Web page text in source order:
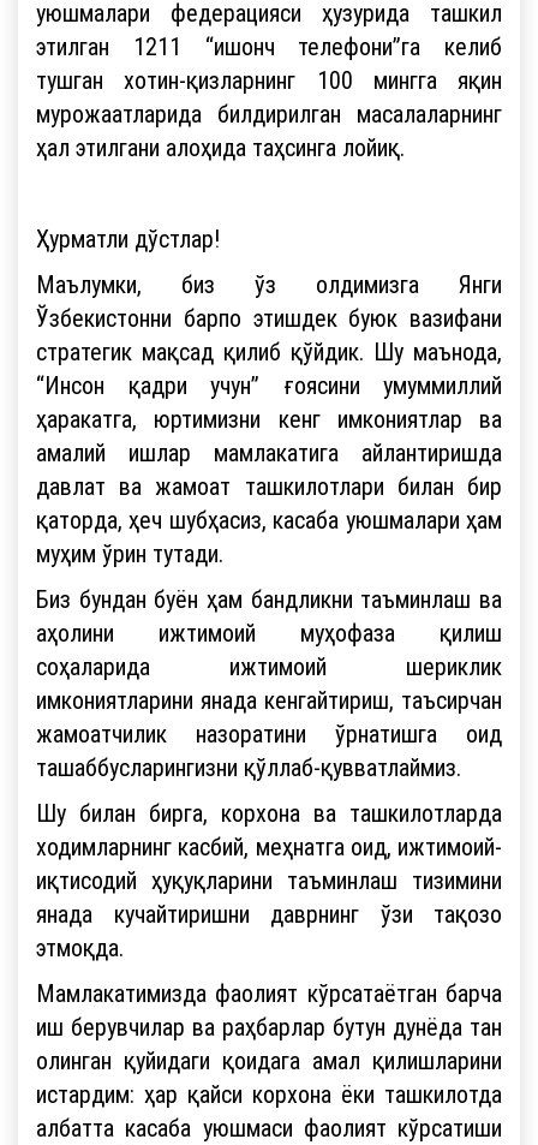
уюшмалари федерацияси ҳузурида ташкил
этилган 1211 “ишонч телефони”га келиб
тушган хотин-қизларнинг 100 мингга яқин
мурожаатларида билдирилган масалаларнинг
ҳал этилгани алоҳида таҳсинга лойиқ.
Ҳурматли дўстлар!
Маълумки, биз ўз олдимизга Янги
Ўзбекистонни барпо этишдек буюк вазифани
стратегик мақсад қилиб қўйдик. Шу маънода,
“Инсон қадри учун” ғоясини умуммиллий
ҳаракатга, юртимизни кенг имкониятлар ва
амалий ишлар мамлакатига айлантиришда
давлат ва жамоат ташкилотлари билан бир
қаторда, ҳеч шубҳасиз, касаба уюшмалари ҳам
муҳим ўрин тутади.
Биз бундан буён ҳам бандликни таъминлаш ва
аҳолини ижтимоий муҳофаза қилиш
соҳаларида ижтимоий шериклик
имкониятларини янада кенгайтириш, таъсирчан
жамоатчилик назоратини ўрнатишга оид
ташаббусларингизни қўллаб-қувватлаймиз.
Шу билан бирга, корхона ва ташкилотларда
ходимларнинг касбий, меҳнатга оид, ижтимоий-
иқтисодий ҳуқуқларини таъминлаш тизимини
янада кучайтиришни даврнинг ўзи тақозо
этмоқда.
Мамлакатимизда фаолият кўрсатаётган барча
иш берувчилар ва раҳбарлар бутун дунёда тан
олинган қуйидаги қоидага амал қилишларини
истардим: ҳар қайси корхона ёки ташкилотда
албатта касаба уюшмаси фаолият кўрсатиши